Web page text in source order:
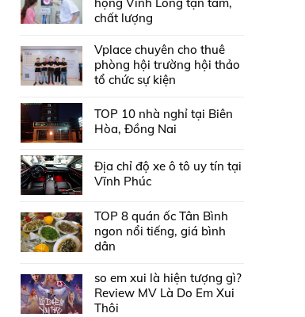
chất lượng
Vplace chuyên cho thuê
phòng hội trường hội thảo
tổ chức sự kiện
TOP 10 nhà nghỉ tại Biên
Hòa, Đồng Nai
Địa chỉ độ xe ô tô uy tín tại
Vĩnh Phúc
TOP 8 quán ốc Tân Bình
ngon nổi tiếng, giá bình
dân
so em xui là hiện tượng gì?
Review MV Là Do Em Xui
Thôi